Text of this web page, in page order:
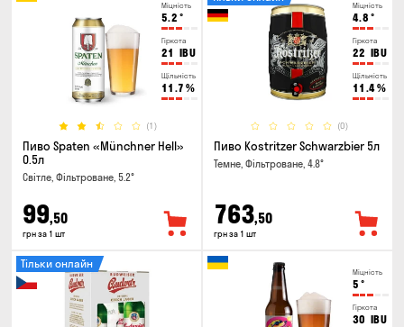
Міцність
5.2 °
Гіркота
21 IBU
Щільність
11.7 %
(1)
Пиво Spaten «Münchner Hell»
0.5л
Світле, Фільтроване, 5.2°
99,50
грн за 1 шт
Міцність
4.8 °
Гіркота
22 IBU
Щільність
11.4%
(0)
Пиво Kostritzer Schwarzbier 5л
Темне, Фільтроване, 4.8°
763,50
грн за 1 шт
Тільки онлайн
Міцність
5 °
Гіркота
30 IBU